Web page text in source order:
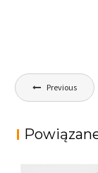
Nawigacja
wpisu
Previous